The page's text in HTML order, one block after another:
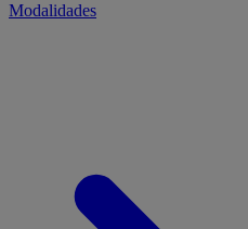
Modalidades